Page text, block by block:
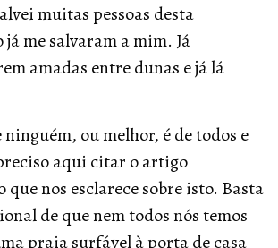
muitas pessoas desta
me salvaram a mim. Já
amadas entre dunas e já lá
ninguém, ou melhor, é de todos e
aqui citar o artigo
nos esclarece sobre isto. Basta
de que nem todos nós temos
praia surfável à porta de casa